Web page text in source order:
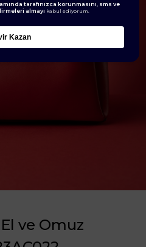
ve Omuz
tarafınızca korunmasını, sms ve
almayı kabul ediyorum.
Kazan